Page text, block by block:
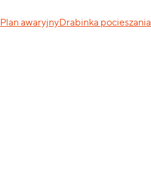
Plan awaryjnyDrabinka pocieszania